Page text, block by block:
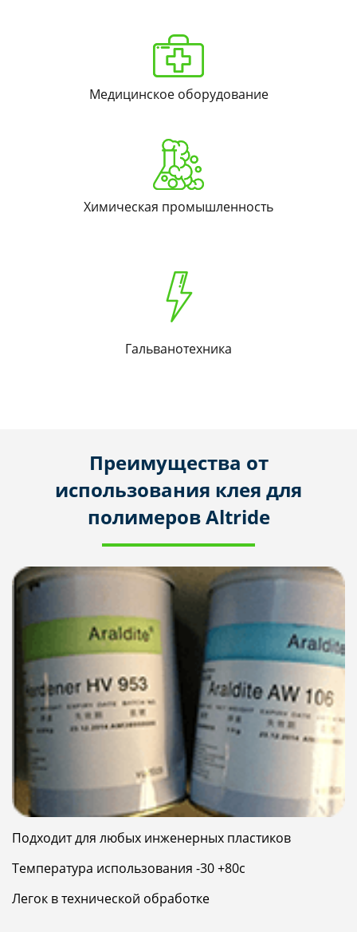
Медицинское оборудование
Химическая промышленность
Гальванотехника
Преимущества от
использования клея для
полимеров Altride
Подходит для любых инженерных пластиков
Температура использования -30 +80с
Легок в технической обработке